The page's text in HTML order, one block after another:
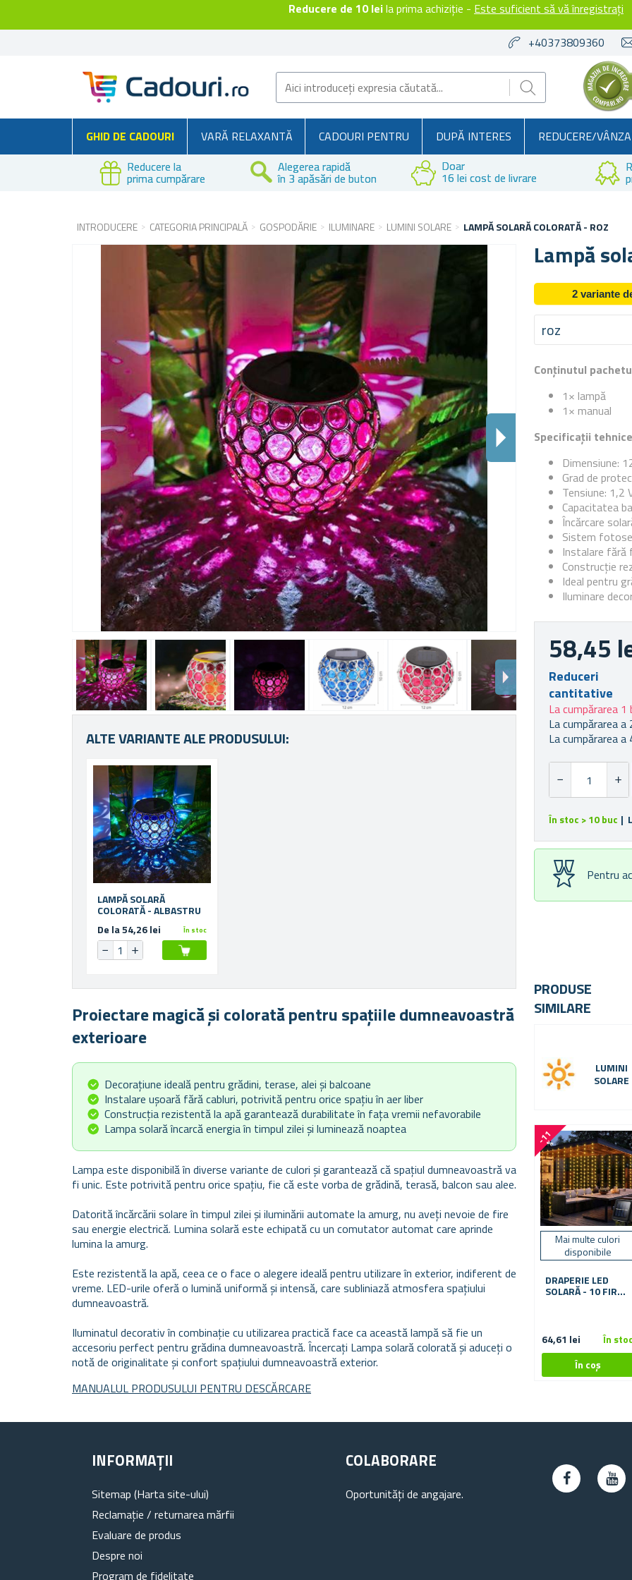
Reducere de 10 leila prima achiziție - Este suficient să vă înregistrați
+40373809360
GHID DE CADOURI VARĂ RELAXANTĂ CADOURI PENTRU DUPĂ INTERES REDUCERE/
Reducere la
prima cumpărare
Alegerea rapidă
în 3 apăsări de buton
Doar
16 lei cost de livrare
INTRODUCERE CATEGORIA PRINCIPALĂ GOSPODĂRIE ILUMINARE LUMINI SOLARE LAMPĂ SOLARĂ COLORATĂ - ROZ
Lampă
2 variante
roz
Conținutul
1× lampă
1× manual
Specificații tehnice
Dimensiune:
Grad de
Tensiune: 1,2
Capacitatea
Încărcare
Sistem
Instalare fără
Construcție
Ideal pentru
Iluminare
58,45
Reduceri
cantitative
La cumpărarea 1
La cumpărarea
La cumpărarea a
În stoc > 10 buc |
Pentru
ALTE VARIANTE ALE PRODUSULUI:
LAMPĂ SOLARĂ
COLORATĂ - ALBASTRU
De la 54,26 lei
În stoc
Proiectare magică și colorată pentru spațiile dumneavoastră
exterioare
Decorațiune ideală pentru grădini, terase, alei și balcoane
Instalare ușoară fără cabluri, potrivită pentru orice spațiu în aer liber
Construcția rezistentă la apă garantează durabilitate în fața vremii nefavorabile
Lampa solară încarcă energia în timpul zilei și luminează noaptea
Lampa este disponibilă în diverse variante de culori și garantează că spațiul dumneavoastră va
fi unic. Este potrivită pentru orice spațiu, fie că este vorba de grădină, terasă, balcon sau alee.
Datorită încărcării solare în timpul zilei și iluminării automate la amurg, nu aveți nevoie de fire
sau energie electrică. Lumina solară este echipată cu un comutator automat care aprinde
lumina la amurg.
Este rezistentă la apă, ceea ce o face o alegere ideală pentru utilizare în exterior, indiferent de
vreme. LED-urile oferă o lumină uniformă și intensă, care subliniază atmosfera spațiului
dumneavoastră.
Iluminatul decorativ în combinație cu utilizarea practică face ca această lampă să fie un
accesoriu perfect pentru grădina dumneavoastră. Încercați Lampa solară colorată și aduceți o
notă de originalitate și confort spațiului dumneavoastră exterior.
MANUALUL PRODUSULUI PENTRU DESCĂRCARE
PRODUSE
SIMILARE
LUMINI
SOLARE
-
1
1
%
Mai multe culori
disponibile
DRAPERIE LED
SOLARĂ - 10 FIRE
64,61 lei În stoc
INFORMAȚII
Sitemap (Harta site-ului)
Reclamație / returnarea mărfii
Evaluare de produs
Despre noi
Program de fidelitate
COLABORARE
Oportunități de angajare.